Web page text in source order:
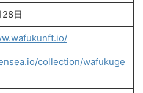
日
collection/wafukuge